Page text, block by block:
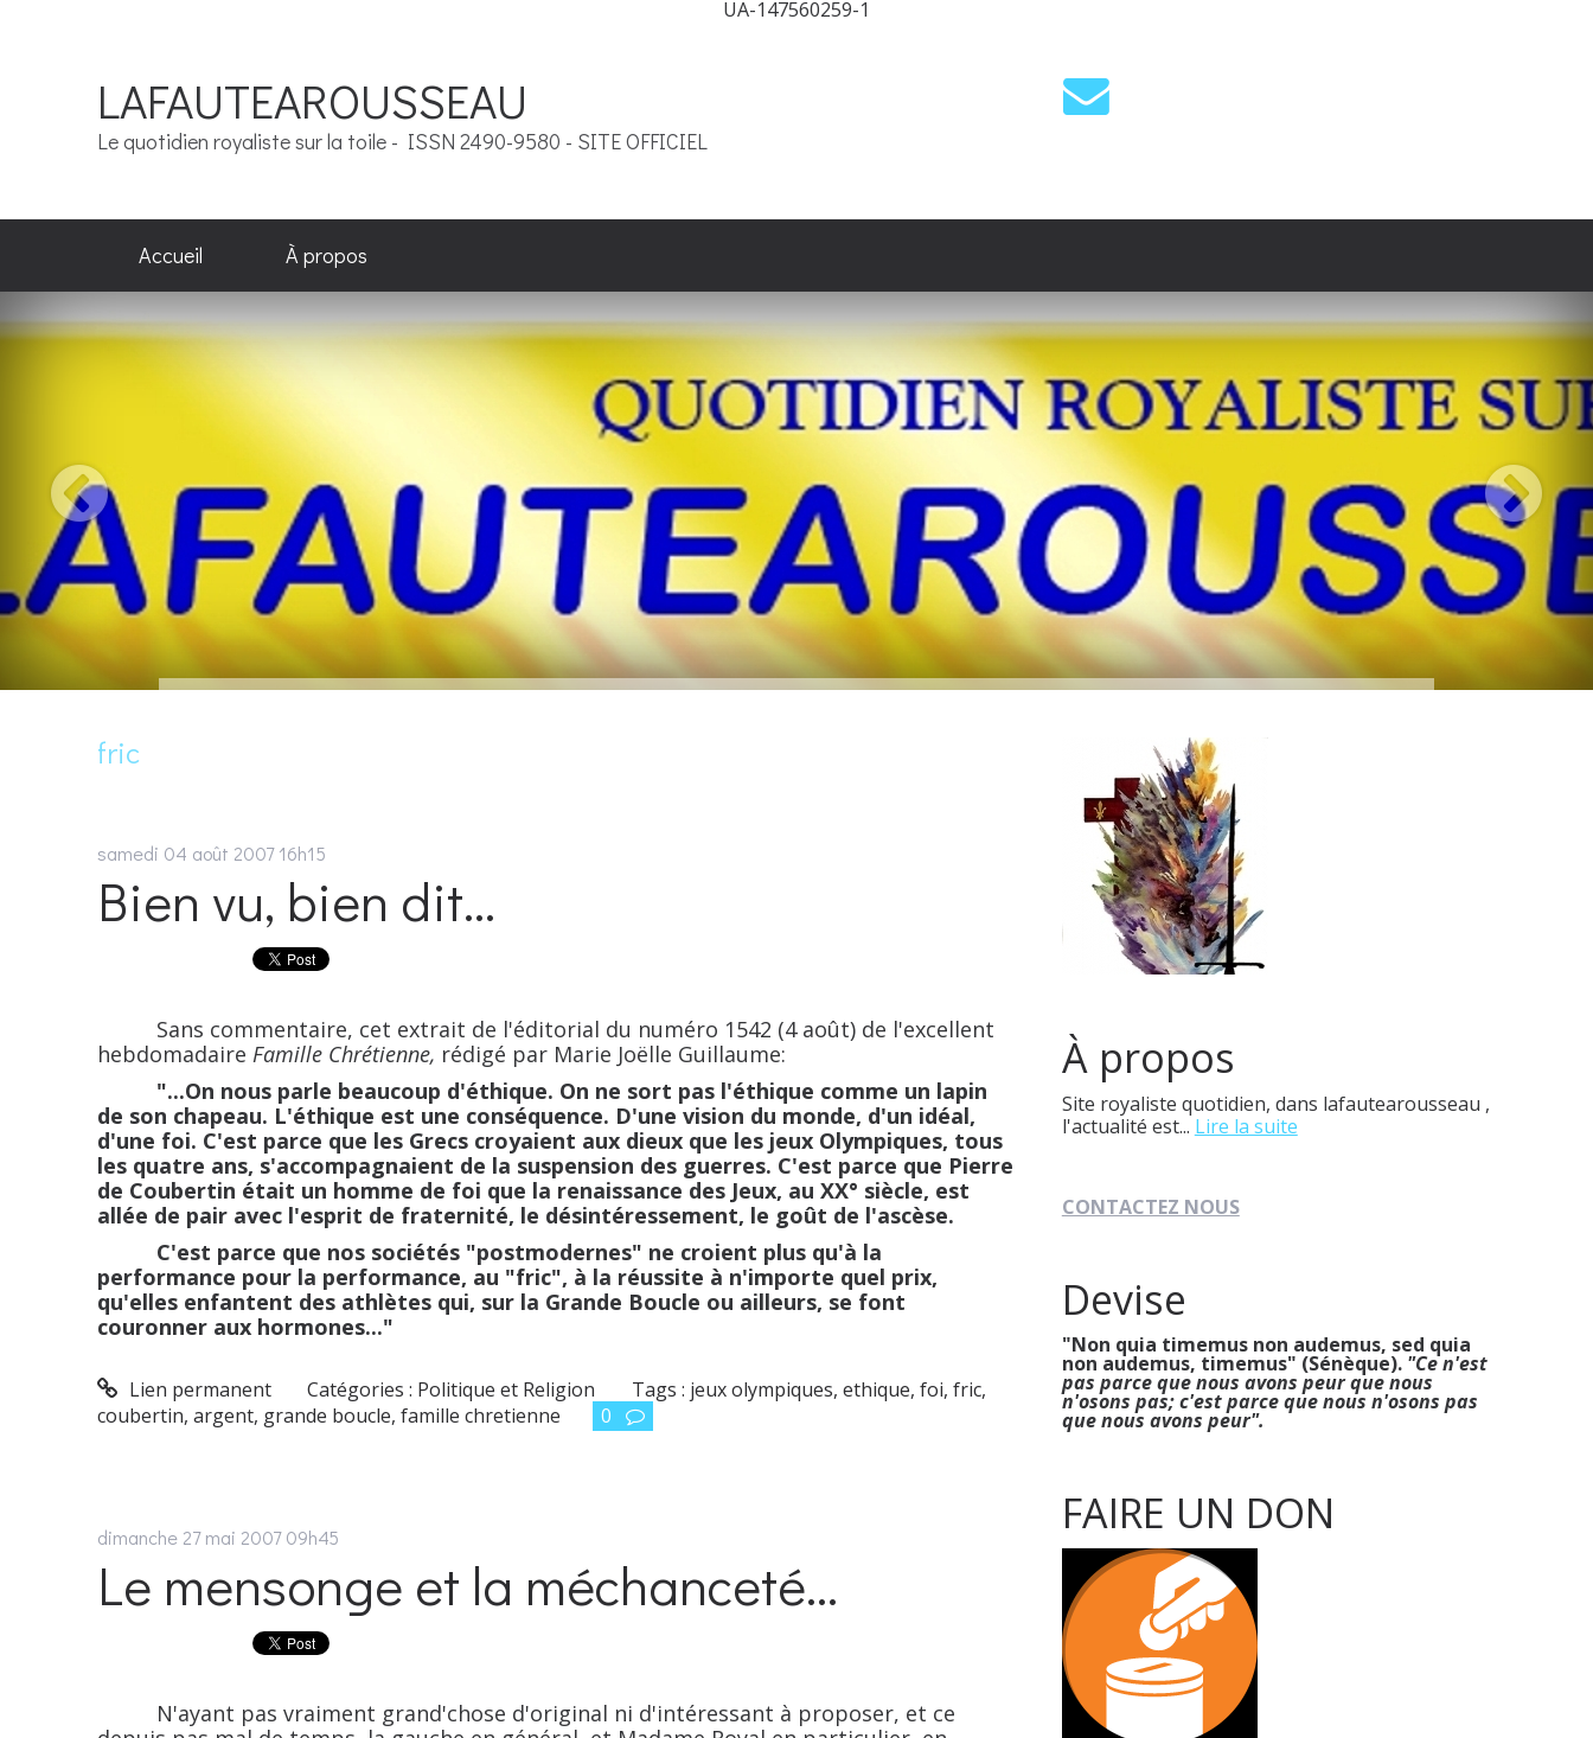
UA-147560259-1
LAFAUTEAROUSSEAU
Le quotidien royaliste sur la toile - ISSN 2490-9580 - SITE OFFICIEL
Accueil À propos
fric
samedi 04 août 2007 16h15
Bien vu, bien dit...
Sans commentaire, cet extrait de l'éditorial du numéro 1542 (4 août) de l'excellent
hebdomadaire Famille Chrétienne, rédigé par Marie Joëlle Guillaume:
"...On nous parle beaucoup d'éthique. On ne sort pas l'éthique comme un lapin
de son chapeau. L'éthique est une conséquence. D'une vision du monde, d'un idéal,
d'une foi. C'est parce que les Grecs croyaient aux dieux que les jeux Olympiques, tous
les quatre ans, s'accompagnaient de la suspension des guerres. C'est parce que Pierre
de Coubertin était un homme de foi que la renaissance des Jeux, au XX° siècle, est
allée de pair avec l'esprit de fraternité, le désintéressement, le goût de l'ascèse.
C'est parce que nos sociétés "postmodernes" ne croient plus qu'à la
performance pour la performance, au "fric", à la réussite à n'importe quel prix,
qu'elles enfantent des athlètes qui, sur la Grande Boucle ou ailleurs, se font
couronner aux hormones..."
Lien permanent Catégories : Politique et Religion Tags : jeux olympiques,ethique,foi,fric,
coubertin, argent, grande boucle, famille chretienne 0
dimanche 27 mai 2007 09h45
Le mensonge et la méchanceté...
N'ayant pas vraiment grand'chose d'original ni d'intéressant à proposer, et ce
À propos
Site royaliste quotidien, dans lafautearousseau ,
l'actualité est... Lire la suite
CONTACTEZ NOUS
Devise
"Non quia timemus non audemus, sed quia
non audemus, timemus" (Sénèque). "Ce n'est
pas parce que nous avons peur que nous
n'osons pas; c'est parce que nous n'osons pas
que nous avons peur".
FAIRE UN DON